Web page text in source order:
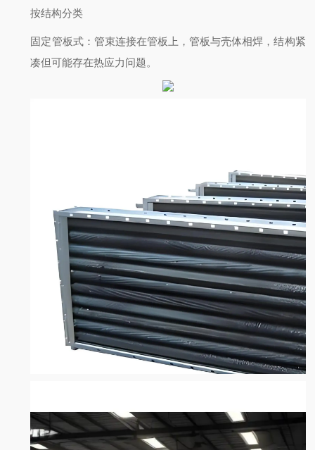
按结构分类
固定管板式：管束连接在管板上，管板与壳体相焊，结构紧
凑但可能存在热应力问题。